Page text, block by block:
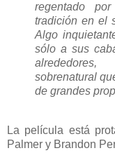
regentado
tradición en el
Algo
sólo a sus
sobrenatural
de grandes
La película está
Palmer y Brandon